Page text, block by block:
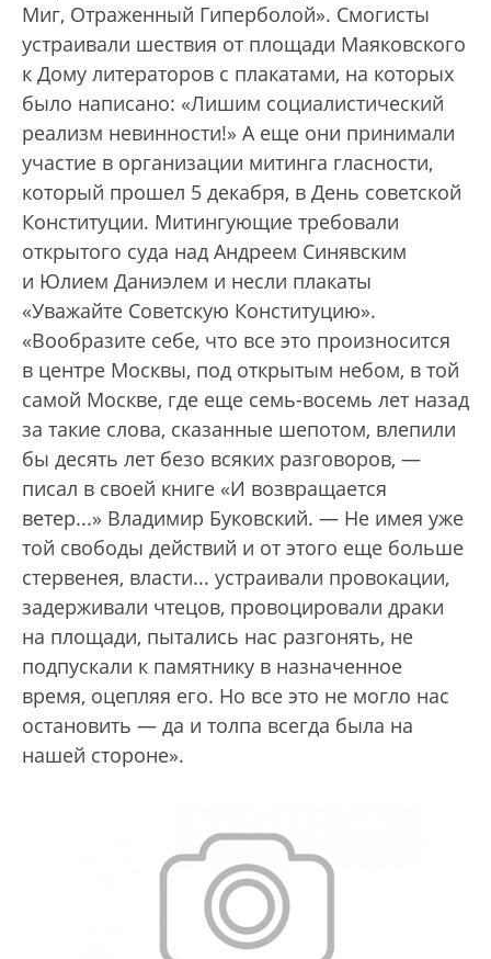
Миг, Отраженный Гиперболой». Смогисты
устраивали шествия от площади Маяковского
к Дому литераторов с плакатами, на которых
было написано: «Лишим социалистический
реализм невинности!» А еще они принимали
участие в организации митинга гласности,
который прошел 5 декабря, в День советской
Конституции. Митингующие требовали
открытого суда над Андреем Синявским
и Юлием Даниэлем и несли плакаты
«Уважайте Советскую Конституцию».
«Вообразите себе, что все это произносится
в центре Москвы, под открытым небом, в той
самой Москве, где еще семь-восемь лет назад
за такие слова, сказанные шепотом, влепили
бы десять лет безо всяких разговоров, —
писал в своей книге «И возвращается
ветер...» Владимир Буковский. — Не имея уже
той свободы действий и от этого еще больше
стервенея, власти... устраивали провокации,
задерживали чтецов, провоцировали драки
на площади, пытались нас разгонять, не
подпускали к памятнику в назначенное
время, оцепляя его. Но все это не могло нас
остановить — да и толпа всегда была на
нашей стороне».